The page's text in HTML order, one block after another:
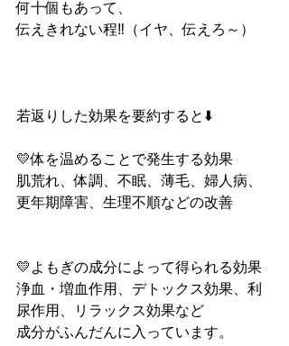
何十個もあって、
伝えきれない程‼️（イヤ、伝えろ～）
若返りした効果を要約すると⬇️
💛体を温めることで発生する効果
肌荒れ、体調、不眠、薄毛、婦人病、
更年期障害、生理不順などの改善
💛よもぎの成分によって得られる効果
浄血・増血作用、デトックス効果、利
尿作用、リラックス効果など
成分がふんだんに入っています。